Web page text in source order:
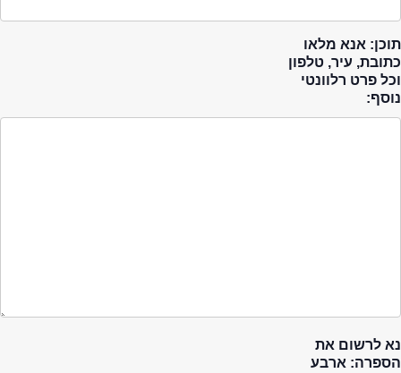
תוכן: אנא מלאו
כתובת, עיר, טלפון
וכל פרט רלוונטי
נוסף:
נא לרשום את
הספרה: ארבע